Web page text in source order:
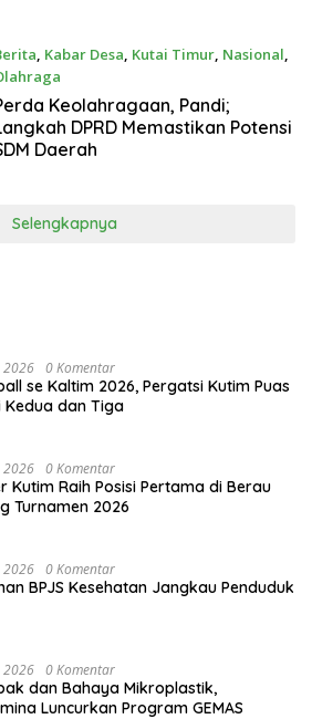
, Kabar Desa, Kutai Timur, Nasional,
Mei 5, 2025Keolahragaan, Pandi;
DPRD Memastikan Potensi
Daerah
Selengkapnya
2026 0 Komentar
se Kaltim 2026, Pergatsi Kutim Puas
Kedua dan Tiga
2026 0 Komentar
Kutim Raih Posisi Pertama di Berau
Turnamen 2026
2026 0 Komentar
BPJS Kesehatan Jangkau Penduduk
2026 0 Komentar
dan Bahaya Mikroplastik,
Luncurkan Program GEMAS